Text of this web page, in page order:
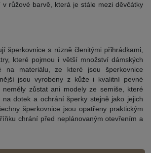
růžové barvě, která je stále mezi děvčátky
šperkovnice s různě členitými přihrádkami,
které pojmou i větší množství dámských
na materiálu, ze které jsou šperkovnice
jsou vyrobeny z kůže i kvalitní pevné
neměly zůstat ani modely ze semiše, které
na dotek a ochrání šperky stejně jako jejich
šperkovnice jsou opatřeny praktickým
chrání před neplánovaným otevřením a